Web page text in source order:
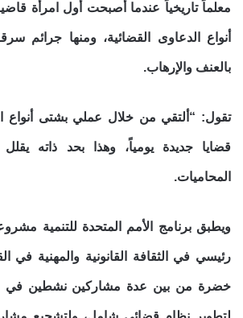
معلماً تاريخياً عندما أصبحت أول امرأة
أنواع الدعاوى القضائية، ومنها جرائم
بالعنف والإرهاب.
تقول: “ألتقي من خلال عملي بشتى أنواع
قضايا جديدة يومياً، وهذا بحد ذاته يقلل
المحاميات.
ويطبق برنامج الأمم المتحدة للتنمية
رئيسي في الثقافة القانونية والمهنية في
خضرة من بين عدة مشاركين نشطين في